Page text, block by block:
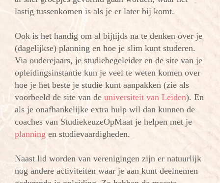
lastig tussenkomen is als je er later bij komt.
Ook is het handig om al bijtijds na te denken over je
(dagelijkse) planning en hoe je slim kunt studeren.
Via ouderejaars, je studiebegeleider en de site van je
opleidingsinstantie kun je veel te weten komen over
hoe je het beste je studie kunt aanpakken (zie als
voorbeeld de site van de universiteit van Leiden). En
als je onafhankelijke extra hulp wil dan kunnen de
coaches van StudiekeuzeOpMaat je helpen met je
planning en studievaardigheden.
Naast lid worden van verenigingen zijn er natuurlijk
nog andere activiteiten waar je aan kunt deelnemen